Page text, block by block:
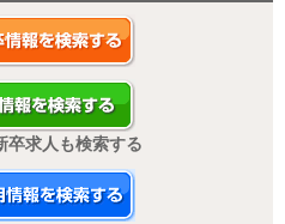
卒求人も検索する